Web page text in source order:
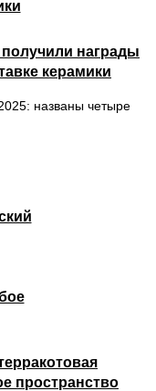
награды
керамики
названы четыре
пространство